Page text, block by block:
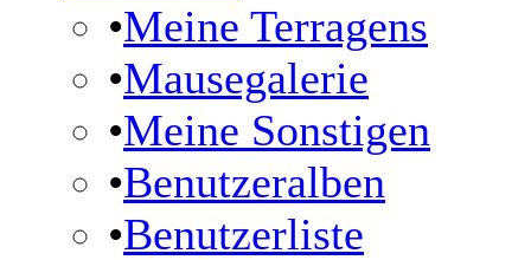
•Meine Terragens
•Mausegalerie
•Meine Sonstigen
•Benutzeralben
•Benutzerliste